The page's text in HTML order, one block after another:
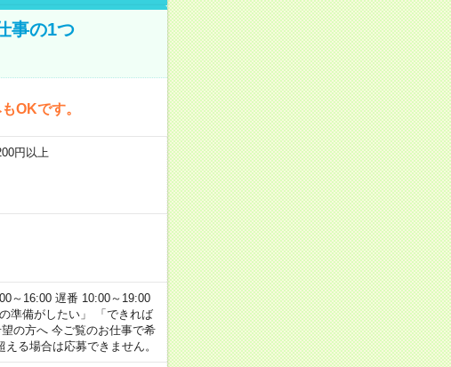
事の1つ
OKです。
円以上
～16:00 遅番 10:00～19:00
準備がしたい」 「できれば
の方へ 今ご覧のお仕事で希
る場合は応募できません。